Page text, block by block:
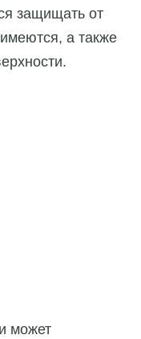
защищать от
а также
может